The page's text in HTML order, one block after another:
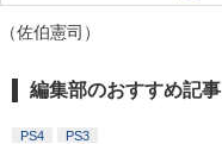
（佐伯憲司）
編集部のおすすめ記事
PS4 PS3